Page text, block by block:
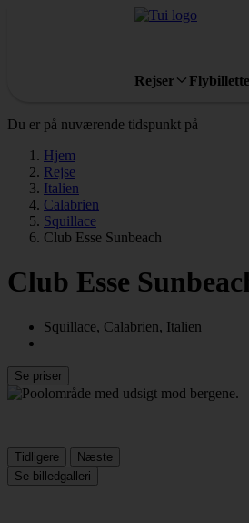
Rejser
Du er på nuværende tidspunkt på
Hjem
Rejse
Italien
Calabrien
Squillace
Club Esse Sunbeach
Club Esse
Squillace, Calabrien, Italien
Se priser
Tidligere
Næste
Se billedgalleri